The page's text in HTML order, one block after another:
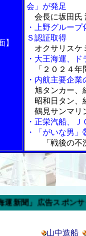
】
会」が発足
会長に坂田氏
・上野グルー
Ｓ認証取得
オクサリスケ
・大王海運、
「２０２４年
・内航主要企
旭タンカー、
昭和日タン、
鶴見サンマリ
・正栄汽船、
・「がいな男
「戦後の不
告スポンサー企業
山中造船